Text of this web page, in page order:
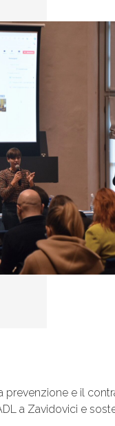
prevenzione e il
a Zavidovici e